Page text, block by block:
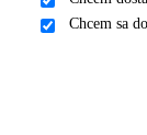
Chcem sa